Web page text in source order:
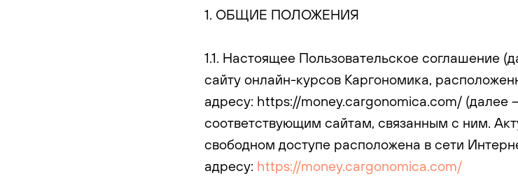
1. ОБЩИЕ ПОЛОЖЕНИЯ
1.1. Настоящее Пользовательское соглашение
сайту онлайн-курсов Каргономика,
адресу: https://money.cargonomica.com/ (далее
соответствующим сайтам, связанным с ним.
свободном доступе расположена в сети
адресу: https://money.cargonomica.com/